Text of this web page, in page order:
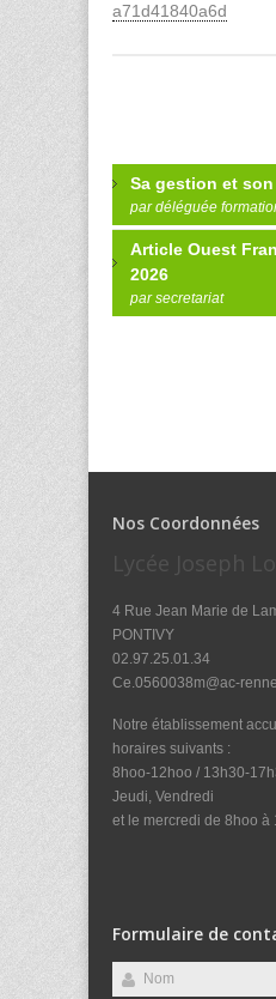
a71d41840a6d
Sa gestion et
par déléguée
Article Ouest
2026
par secretariat
Nos Coordonnées
Lycée Joseph
4 Rue Jean Marie de
PONTIVY
02.97.25.01.34
Ce.0560038m@ac-
Notre établissement
horaires suivants :
8hoo-12hoo / 13h30-
Jeudi, Vendredi
et le mercredi de 8hoo à
Formulaire de